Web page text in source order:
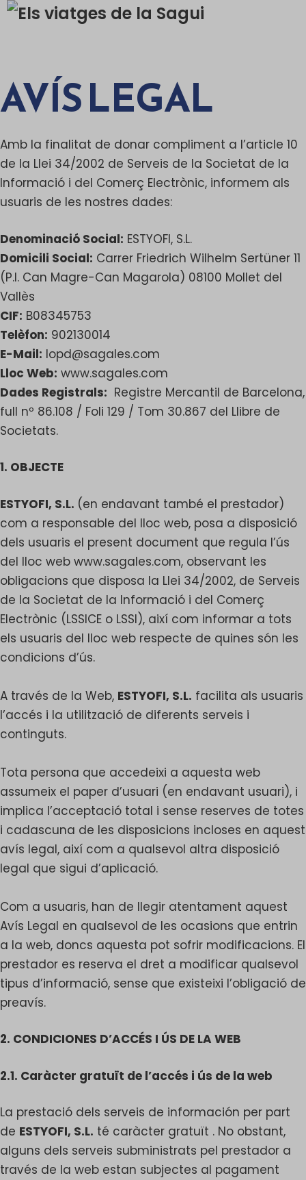
Saltar
AVÍS LEGAL
Amb la finalitat de donar compliment a l’article 10
de la Llei 34/2002 de Serveis de la Societat de la
Informació i del Comerç Electrònic, informem als
usuaris de les nostres dades:
Denominació Social: ESTYOFI, S.L.
Domicili Social: Carrer Friedrich Wilhelm Sertüner 11
(P.I. Can Magre-Can Magarola) 08100 Mollet del
Vallès
CIF: B08345753
Telèfon: 902130014
E-Mail: lopd@sagales.com
Lloc Web: www.sagales.com
Dades Registrals: Registre Mercantil de Barcelona,
full nº 86.108 / Foli 129 / Tom 30.867 del Llibre de
Societats.
1. OBJECTE
ESTYOFI, S.L. (en endavant també el prestador)
com a responsable del lloc web, posa a disposició
dels usuaris el present document que regula l’ús
del lloc web www.sagales.com, observant les
obligacions que disposa la Llei 34/2002, de Serveis
de la Societat de la Informació i del Comerç
Electrònic (LSSICE o LSSI), així com informar a tots
els usuaris del lloc web respecte de quines són les
condicions d’ús.
A través de la Web, ESTYOFI, S.L. facilita als usuaris
l’accés i la utilització de diferents serveis i
continguts.
Tota persona que accedeixi a aquesta web
assumeix el paper d’usuari (en endavant usuari), i
implica l’acceptació total i sense reserves de totes
i cadascuna de les disposicions incloses en aquest
avís legal, així com a qualsevol altra disposició
legal que sigui d’aplicació.
Com a usuaris, han de llegir atentament aquest
Avís Legal en qualsevol de les ocasions que entrin
a la web, doncs aquesta pot sofrir modificacions. El
prestador es reserva el dret a modificar qualsevol
tipus d’informació, sense que existeixi l’obligació de
preavís.
2. CONDICIONES D’ACCÉS I ÚS DE LA WEB
2.1. Caràcter gratuït de l’accés i ús de la web
La prestació dels serveis de información per part
de ESTYOFI, S.L. té caràcter gratuït . No obstant,
alguns dels serveis subministrats pel prestador a
través de la web estan subjectes al pagament